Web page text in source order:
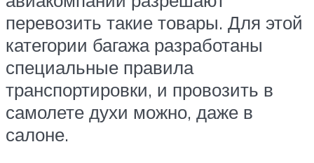
перевозить такие товары. Для этой
категории багажа разработаны
специальные правила
транспортировки, и провозить в
самолете духи можно, даже в
салоне.